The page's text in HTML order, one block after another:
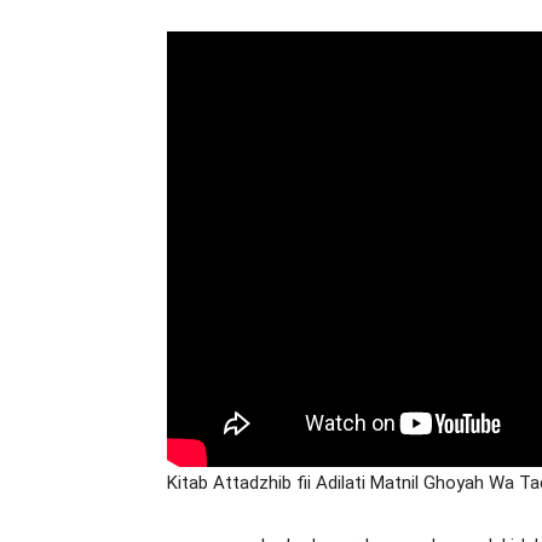
Kitab Attadzhib fii Adilati Matnil Ghoyah Wa